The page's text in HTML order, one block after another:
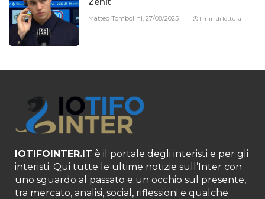
Matteo Tombolini,27/08/2025 1 min di lettura
IOTIFOINTER.IT è il portale degli interisti e per gli
interisti. Qui tutte le ultime notizie sull’Inter con
uno sguardo al passato e un occhio sul presente,
tra mercato, analisi, social, riflessioni e qualche